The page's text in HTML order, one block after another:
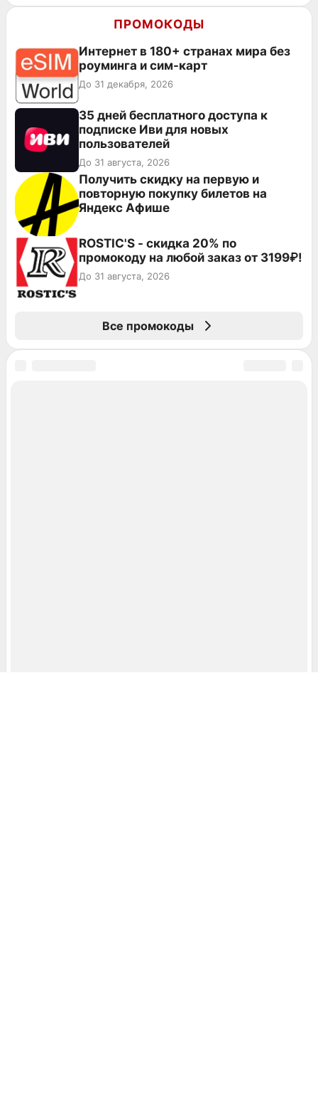
ПРОМОКОДЫ
Интернет в 180+ странах мира без
роуминга и сим-карт
До 31 декабря, 2026
35 дней бесплатного доступа к
подписке Иви для новых
пользователей
До 31 августа, 2026
Получить скидку на первую и
повторную покупку билетов на
Яндекс Афише
ROSTIC'S - скидка 20% по
промокоду на любой заказ от 3199₽!
До 31 августа, 2026
Все промокоды